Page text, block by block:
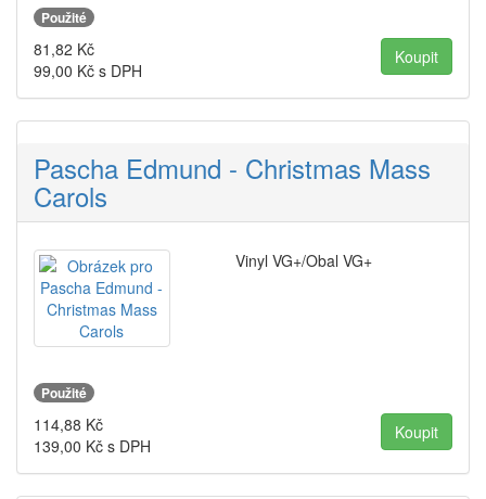
Použité
81,82 Kč
99,00 Kč s DPH
Pascha Edmund - Christmas Mass
Carols
Vinyl VG+/Obal VG+
Použité
114,88 Kč
139,00 Kč s DPH